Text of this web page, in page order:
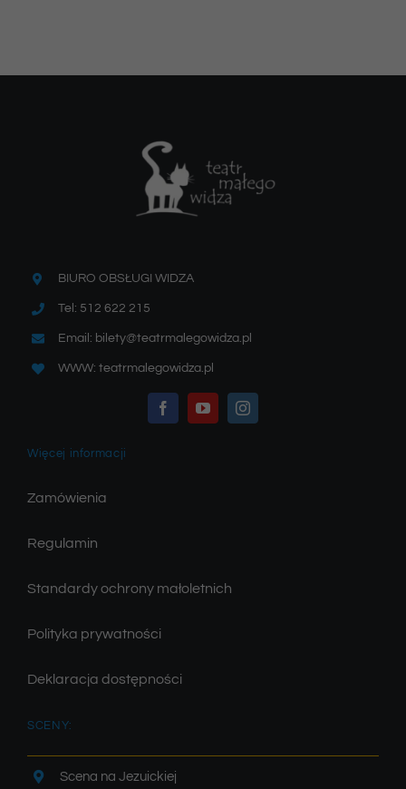
BIURO OBSŁUGI WIDZA
Tel: 512 622 215
Email: bilety@teatrmalegowidza.pl
WWW: teatrmalegowidza.pl
Więcej informacji
Zamówienia
Regulamin
Standardy ochrony małoletnich
Polityka prywatności
Deklaracja dostępności
SCENY:
Scena na Jezuickiej